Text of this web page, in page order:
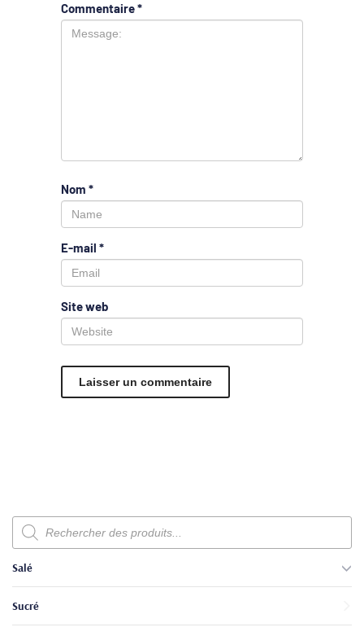
Commentaire*
Nom *
E-mail *
Site web
Recherche
de
produits
Salé
Sucré